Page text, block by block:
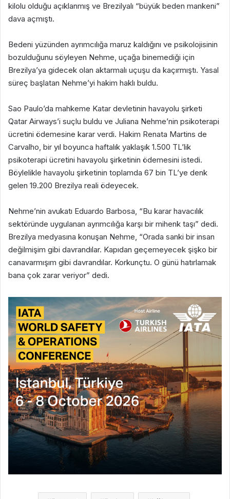
kilolu olduğu açıklanmış ve Brezilyalı “büyük beden mankeni”
dava açmıştı.
Bedeni yüzünden ayrımcılığa maruz kaldığını ve psikolojisinin
bozulduğunu söyleyen Nehme, uçağa binemediği için
Brezilya’ya gidecek olan aktarmalı uçuşu da kaçırmıştı. Yasal
süreç başlatan Nehme’yi hakim haklı buldu.
Sao Paulo’da mahkeme Katar devletinin havayolu şirketi
Qatar Airways’i suçlu buldu ve Juliana Nehme’nin psikoterapi
ücretini ödemesine karar verdi. Hakim Renata Martins de
Carvalho, bir yıl boyunca haftalık yaklaşık 1.500 TL’lik
psikoterapi ücretini havayolu şirketinin ödemesini istedi.
Böylelikle havayolu şirketinin toplamda 67 bin TL’ye denk
gelen 19.200 Brezilya reali ödeyecek.
Nehme’nin avukatı Eduardo Barbosa, “Bu karar havacılık
sektöründe uygulanan ayrımcılığa karşı bir mihenk taşı” dedi.
Brezilya medyasına konuşan Nehme, “Orada sanki bir insan
değilmişim gibi davrandılar. Kapıdan geçemeyecek şişko bir
canavarmışım gibi davrandılar. Korkunçtu. O günü hatırlamak
bana çok zarar veriyor” dedi.